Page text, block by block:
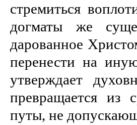
стремиться
догматы же
дарованное
перенести на
утверждает
превращается из
путы, не